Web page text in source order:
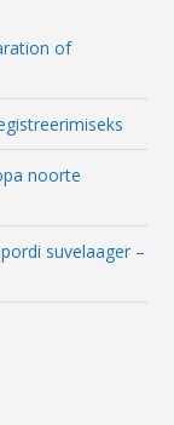
of
noorte
suvelaager –